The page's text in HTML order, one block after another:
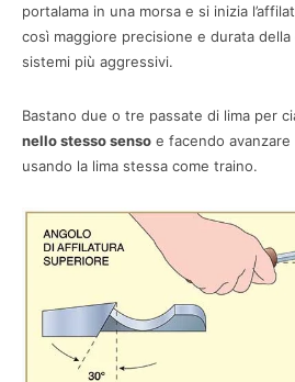
portalama in una morsa e si inizia
così maggiore precisione e durata
sistemi più aggressivi.
Bastano due o tre passate di lima per
nello stesso senso e facendo
usando la lima stessa come traino.